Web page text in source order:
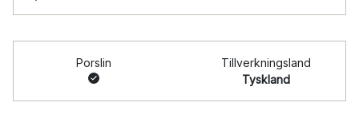
Porslin
Tillverkningsland
Tyskland